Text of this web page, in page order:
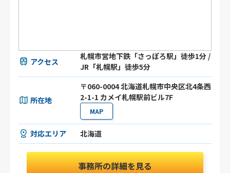
アクセス
札幌市営地下鉄「さっぽろ駅」徒歩1分 /
JR「札幌駅」徒歩5分
所在地
〒060-0004 北海道札幌市中央区北4条西
2-1-1 カメイ札幌駅前ビル7F
MAP
対応エリア 北海道
事務所の詳細を見る